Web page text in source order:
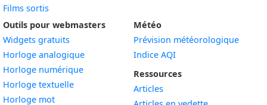
Films sortis
Outils pour webmasters
Widgets gratuits
Horloge analogiqueWidget
Horloge numériqueWidget
Horloge textuelleWidget
Horloge motWidget
Météo
Prévision météorologique
Indice AQI
Ressources
Articles